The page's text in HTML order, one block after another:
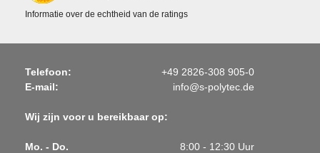
Informatie over de echtheid van de ratings
Telefoon:
+49 2826-308 905-0
E-mail:
info@s-polytec.de
Wij zijn voor u bereikbaar op:
Mo. - Do.
8:00 - 12:30 Uur